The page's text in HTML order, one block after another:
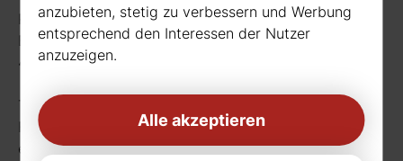
Rudat GmbH
Borussiastr. 26
44149 Dortmund
Telefon:
Fax: 0231 656990
eMail:info[at]rudat-gmbh.de
anzubieten, stetig zu verbessern und Werbung
entsprechend den Interessen der Nutzer
anzuzeigen.
Alle akzeptieren